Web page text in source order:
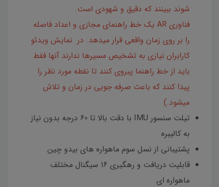
شوند ببینند که دقیق و شهودی است.
فناوری AR یک خط راهنمای مجازی و اعداد فاصله
را بر روی زمان واقعی قرار میدهد. در نمایش ویدئو
کارابران نیازی به تشخیص مسیرها ندارند آنها فقط
باید از خط راهنما پیروی کنند تا نقطه مورد نظر را
پیدا کنند که باعث صرفه جویی در زمان و تلاش
میشود.)
تیلت سنسور IMU با دقت بالا تا 60 درجه بدون نیاز
به کالیبره
پشتیبانی از نسل سوم ماهواره های بیدو چین
قابلیت دریافت و رهگیری 16 سیگنال مختلف
ماهواره ای